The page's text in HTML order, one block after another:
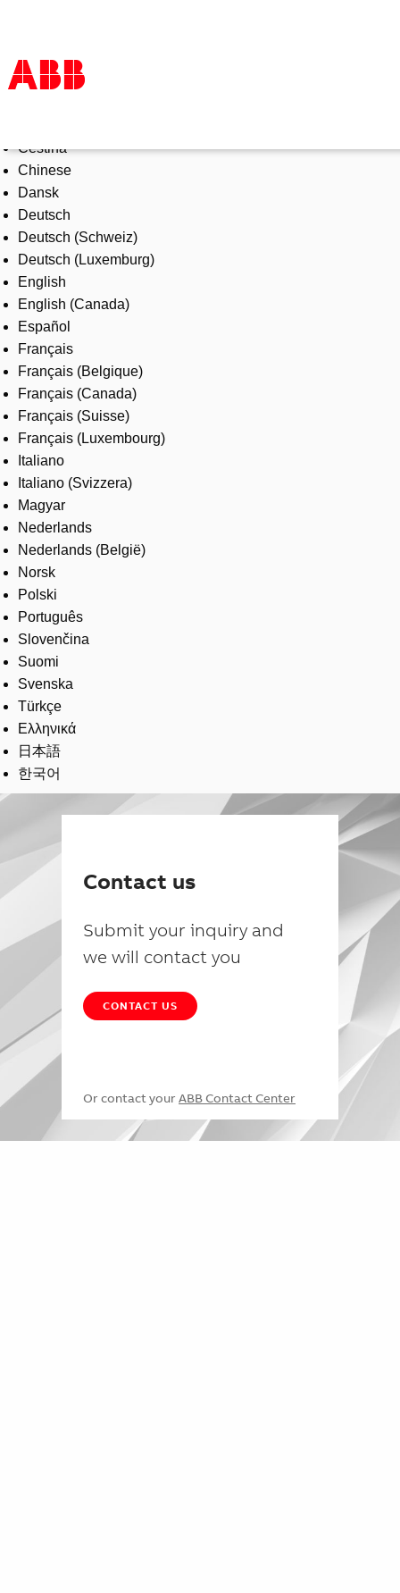
Products & Solutions
Industries
Services
About us
Where to buy
Contact us
Careers
Čeština
Chinese
Dansk
Deutsch
Deutsch (Schweiz)
Deutsch (Luxemburg)
English
English (Canada)
Español
Français
Français (Belgique)
Français (Canada)
Français (Suisse)
Français (Luxembourg)
Italiano
Italiano (Svizzera)
Magyar
Nederlands
Nederlands (België)
Norsk
Polski
Português
Slovenčina
Suomi
Svenska
Türkçe
Ελληνικά
日本語
한국어
Contact us
Submit your inquiry and
we will contact you
CONTACT US
Or contact your ABB Contact Center